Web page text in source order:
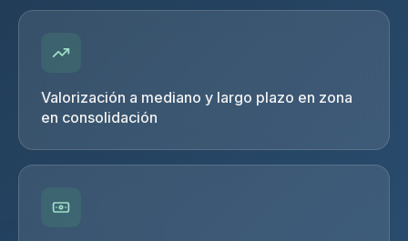
Valorización a mediano y largo plazo en zona
en consolidación